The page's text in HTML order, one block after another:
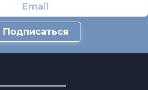
Подписаться